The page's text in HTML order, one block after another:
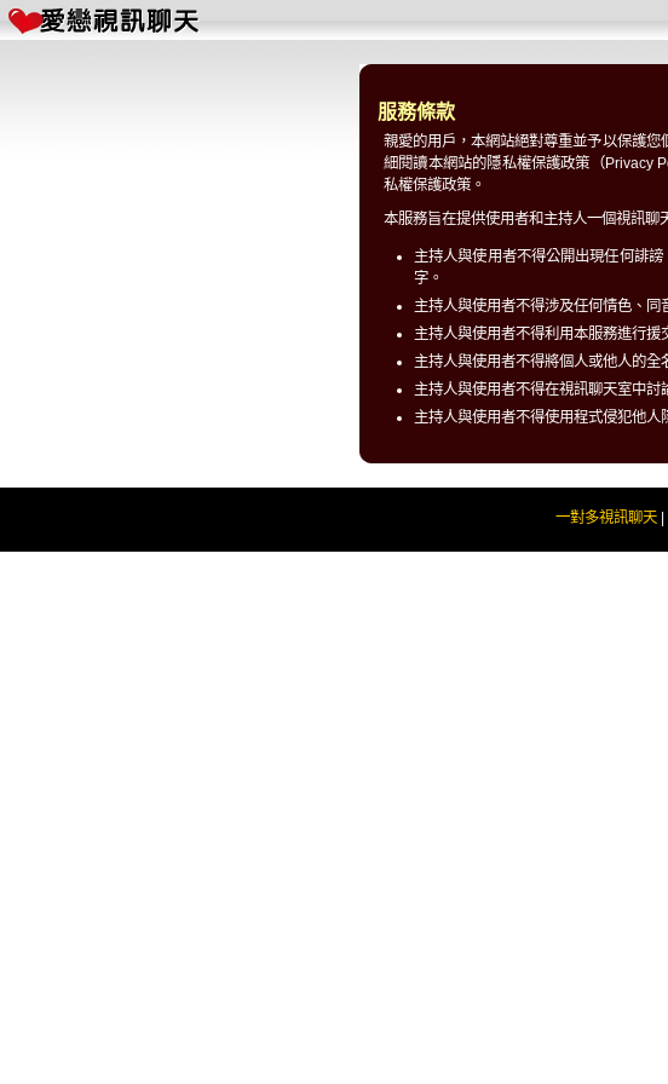
服務條款
親愛的用戶，本網站絕對尊重並予以保護
細閱讀本網站的隱私權保護政策（Privacy
私權保護政策。
本服務旨在提供使用者和主持人一個視訊聊
主持人與使用者不得公開出現任何誹
字。
主持人與使用者不得涉及任何情色、同
主持人與使用者不得利用本服務進行援
主持人與使用者不得將個人或他人的
主持人與使用者不得在視訊聊天室中討
主持人與使用者不得使用程式侵犯他人
一對多視訊聊天